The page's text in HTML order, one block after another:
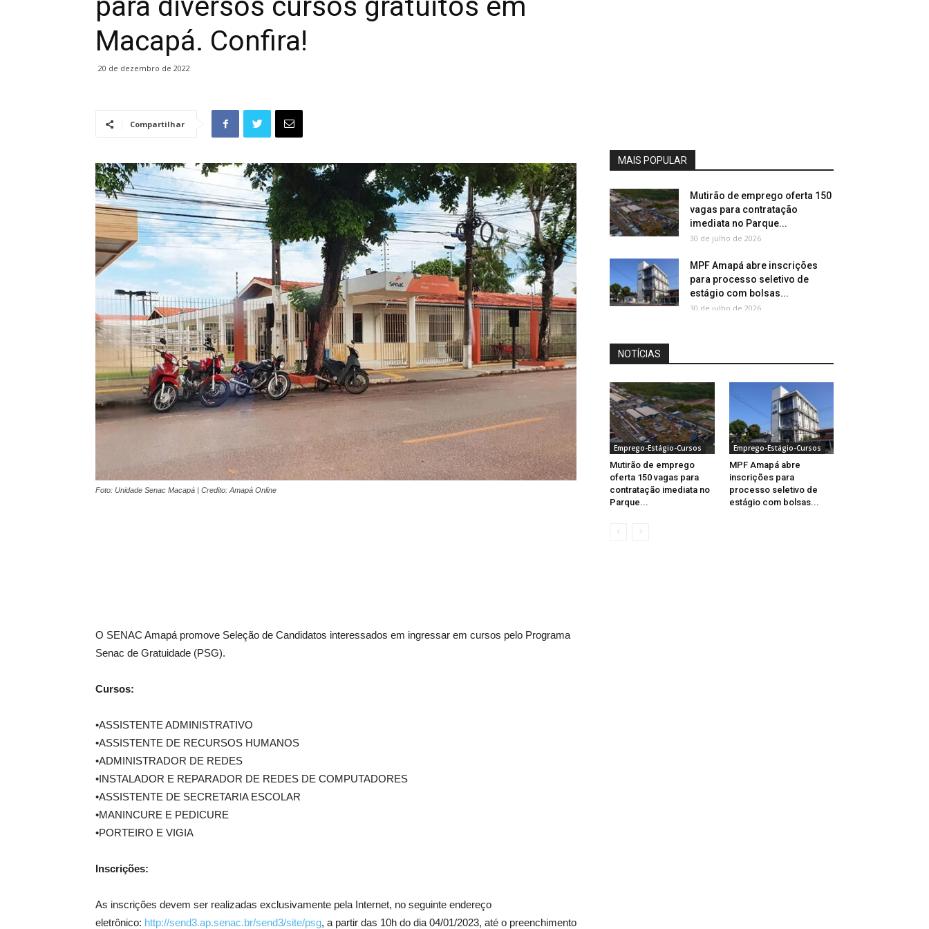
Macapá. Confira!
20 de dezembro de 2022
Compartilhar
Foto: Unidade Senac Macapá | Credito: Amapá Online
O SENAC Amapá promove Seleção de Candidatos interessados em ingressar em cursos pelo Programa
Senac de Gratuidade (PSG).
Cursos:
•ASSISTENTE ADMINISTRATIVO
•ASSISTENTE DE RECURSOS HUMANOS
•ADMINISTRADOR DE REDES
•INSTALADOR E REPARADOR DE REDES DE COMPUTADORES
•ASSISTENTE DE SECRETARIA ESCOLAR
•MANINCURE E PEDICURE
•PORTEIRO E VIGIA
Inscrições:
As inscrições devem ser realizadas exclusivamente pela Internet, no seguinte endereço
eletrônico: http://send3.ap.senac.br/send3/site/psg, a partir das 10h do dia 04/01/2023, até o preenchimento
MAIS POPULAR
Mutirão de emprego oferta 150
vagas para contratação
imediata no Parque...
30 de julho de 2026
MPF Amapá abre inscrições
para processo seletivo de
estágio com bolsas...
30 de julho de 2026
NOTÍCIAS
Emprego-Estágio-Cursos
Mutirão de emprego
oferta 150 vagas para
contratação imediata no
Parque...
Emprego-Estágio-Cursos
MPF Amapá abre
inscrições para
processo seletivo de
estágio com bolsas...